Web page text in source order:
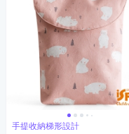
手提收納梯形設計